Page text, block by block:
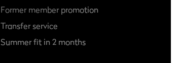
Former member promotion
Transfer service
Summer fit in 2 months